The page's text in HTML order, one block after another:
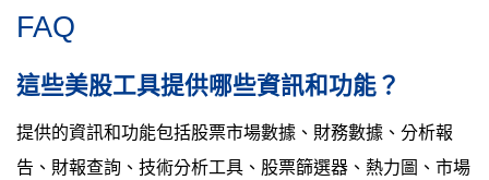
FAQ
這些美股工具提供哪些資訊和功能？
提供的資訊和功能包括股票市場數據、財務數據、分析報
告、財報查詢、技術分析工具、股票篩選器、熱力圖、市場